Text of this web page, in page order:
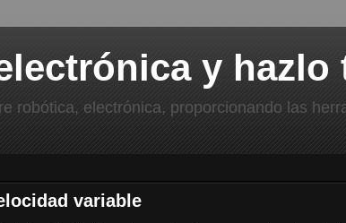
y hazlo
robótica, electrónica, proporcionando las
variable